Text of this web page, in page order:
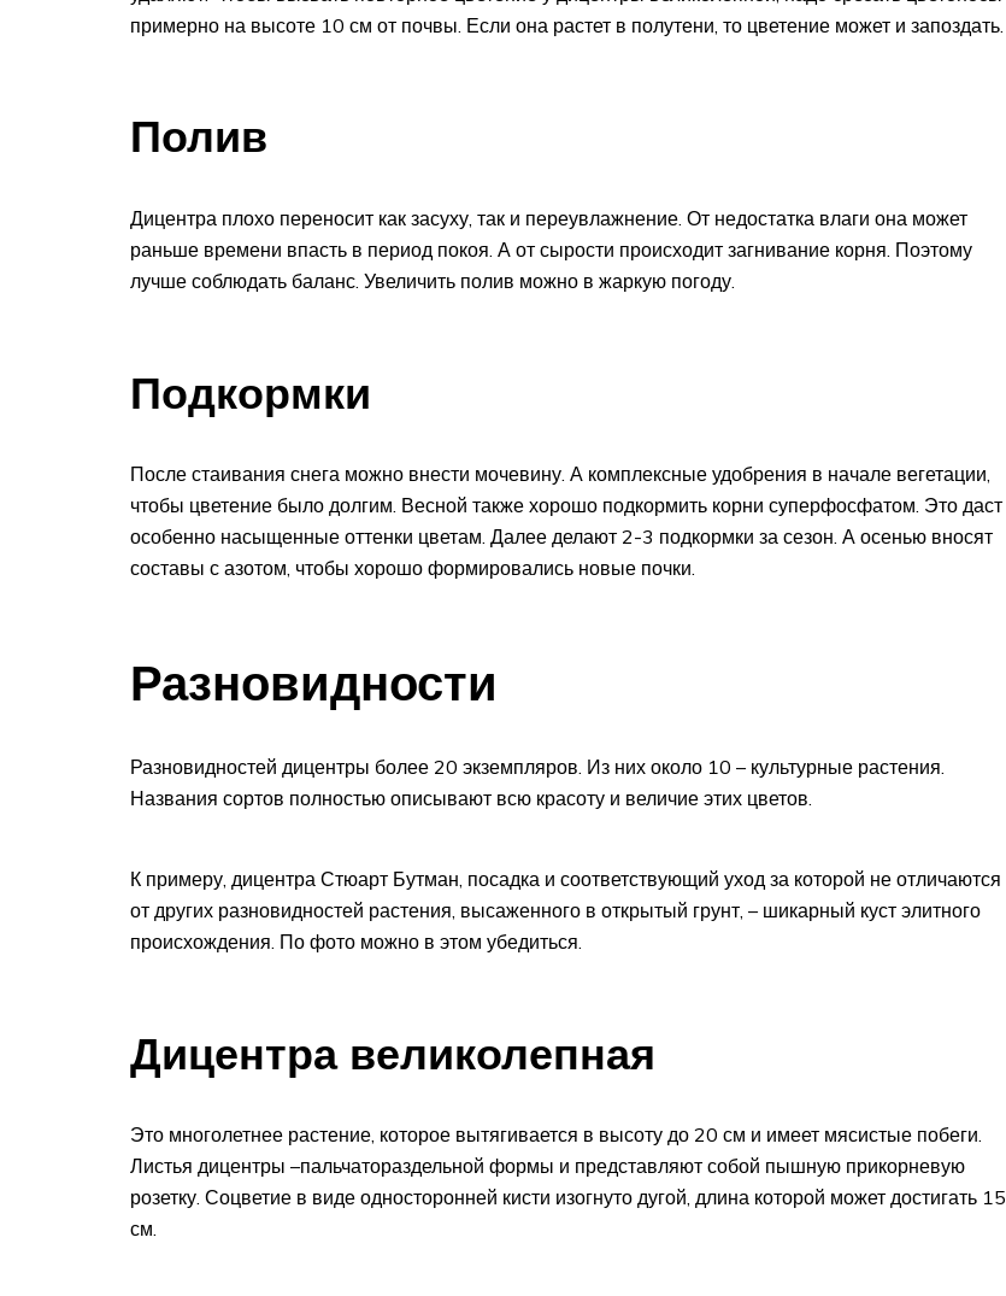
примерно на высоте 10 см от почвы. Если она растет в полутени, то цветение может и запоздать.
Полив
Дицентра плохо переносит как засуху, так и переувлажнение. От недостатка влаги она может
раньше времени впасть в период покоя. А от сырости происходит загнивание корня. Поэтому
лучше соблюдать баланс. Увеличить полив можно в жаркую погоду.
Подкормки
После стаивания снега можно внести мочевину. А комплексные удобрения в начале вегетации,
чтобы цветение было долгим. Весной также хорошо подкормить корни суперфосфатом. Это даст
особенно насыщенные оттенки цветам. Далее делают 2-3 подкормки за сезон. А осенью вносят
составы с азотом, чтобы хорошо формировались новые почки.
Разновидности
Разновидностей дицентры более 20 экземпляров. Из них около 10 – культурные растения.
Названия сортов полностью описывают всю красоту и величие этих цветов.
К примеру, дицентра Стюарт Бутман, посадка и соответствующий уход за которой не отличаются
от других разновидностей растения, высаженного в открытый грунт, – шикарный куст элитного
происхождения. По фото можно в этом убедиться.
Дицентра великолепная
Это многолетнее растение, которое вытягивается в высоту до 20 см и имеет мясистые побеги.
Листья дицентры –пальчатораздельной формы и представляют собой пышную прикорневую
розетку. Соцветие в виде односторонней кисти изогнуто дугой, длина которой может достигать 15
см.